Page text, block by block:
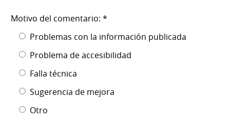
Motivo del comentario: *
Problemas con la información publicada
Problema de accesibilidad
Falla técnica
Sugerencia de mejora
Otro